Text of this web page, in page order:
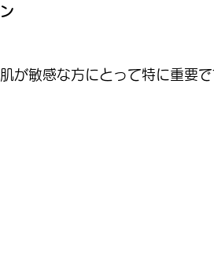
が敏感な方にとって特に重要